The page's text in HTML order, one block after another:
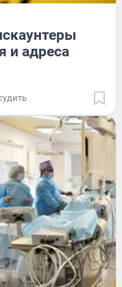
и адреса